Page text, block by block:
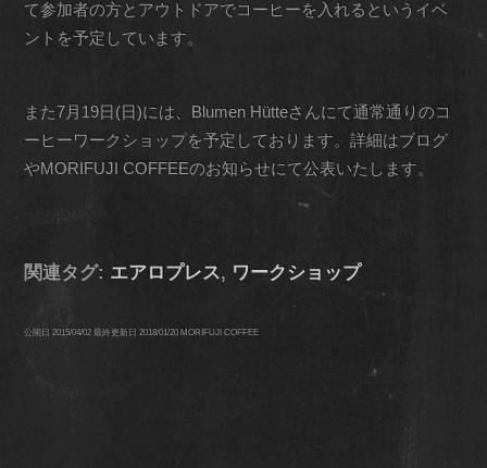
て参加者の方とアウトドアでコーヒーを入れるというイベ
ントを予定しています。
また7月19日(日)には、Blumen Hütteさんにて通常通りのコ
ーヒーワークショップを予定しております。詳細はブログ
やMORIFUJI COFFEEのお知らせにて公表いたします。
関連タグ: エアロプレス, ワークショップ
公開日2015/04/02 最終更新日2018/01/20 MORIFUJI COFFEE